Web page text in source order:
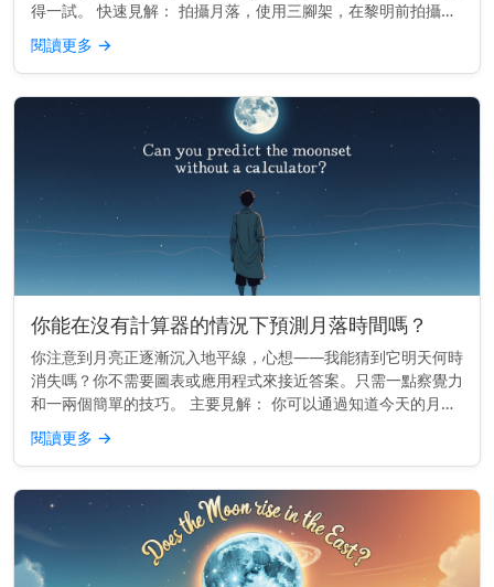
得一試。 快速見解： 拍攝月落，使用三腳架，在黎明前拍攝，
並用月落應用程式或日曆來規劃時間。 時間掌握一切 最佳的月
落照片通常在...
閱讀更多 →
你能在沒有計算器的情況下預測月落時間嗎？
你注意到月亮正逐漸沉入地平線，心想——我能猜到它明天何時
消失嗎？你不需要圖表或應用程式來接近答案。只需一點察覺力
和一兩個簡單的技巧。 主要見解： 你可以通過知道今天的月落
時間，並減去大約50分鐘來預估明天的月落時間。 月亮的每日
漂移 月亮在...
閱讀更多 →